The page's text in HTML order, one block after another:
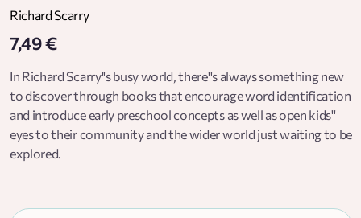
Richard Scarry
7,49 €
In Richard Scarry''s busy world, there''s always something new
to discover through books that encourage word identification
and introduce early preschool concepts as well as open kids''
eyes to their community and the wider world just waiting to be
explored.